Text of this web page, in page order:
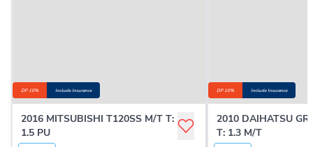
DP 10% Include Insurance
2016 MITSUBISHI T120SS M/T T:
1.5 PU
DP 10% Include Insurance
2010 DAIHATSU
T: 1.3 M/T